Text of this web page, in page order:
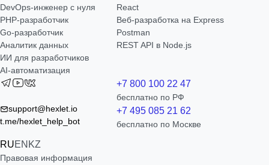
DevOps-инженер с нуля
РНР-разработчик
Go-разработчик
Аналитик данных
ИИ для разработчиков
AI-автоматизация
React
Веб-разработка на Express
Postman
REST API в Node.js
support@hexlet.io
t.me/hexlet_help_bot
RUEN KZ
+7 800 100 22 47
бесплатно по РФ
+7 495 085 21 62
бесплатно по Москве
Правовая информация